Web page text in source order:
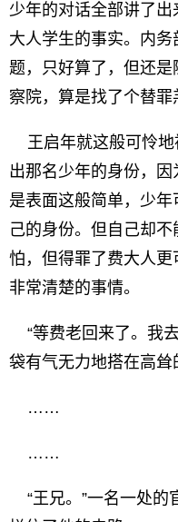
少年的对话全部讲了
大人学生的事实。内务
题，只好算了，但还
察院，算是找了个替罪
王启年就这般可怜地
出那名少年的身份，
是表面这般简单，少
己的身份。但自己却不
怕，但得罪了费大人
非常清楚的事情。
“等费老回来了。我
袋有气无力地搭在高耸
……
……
“王兄。”一名一处的